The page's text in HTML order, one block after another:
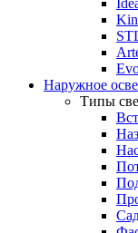
Наружное
Типы